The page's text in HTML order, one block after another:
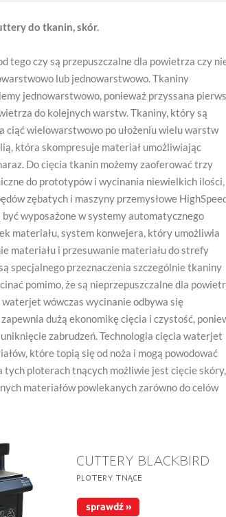
do tkanin, skór.
tego czy są przepuszczalne dla powietrza czy
lub jednowarstwowo. Tkaniny
jednowarstwowo, ponieważ przyssana
do kolejnych warstw. Tkaniny, który są
ciąć wielowarstwowo po ułożeniu wielu warstw
która skompresuje materiał umożliwiając
Do cięcia tkanin możemy zaoferować trzy
do prototypów i wycinania niewielkich ilości,
zębatych i maszyny przemysłowe
wyposażone w systemy automatycznego
materiału, system konwejera, który umożliwia
materiału i przesuwanie materiału do strefy
specjalnego przeznaczenia szczególnie tkaniny
pomimo, że są nieprzepuszczalne dla
wówczas wycinanie odbywa się
dużą ekonomikę cięcia i czystość,
zabrudzeń. Technologia cięcia waterjet
które topią się od noża i mogą powodować
tych ploterach tnących możliwie jest cięcie skóry,
materiałów powlekanych zarówno do celów